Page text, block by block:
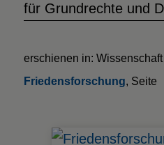
für Grundrechte und
erschienen in:
Friedensforschung, Seite